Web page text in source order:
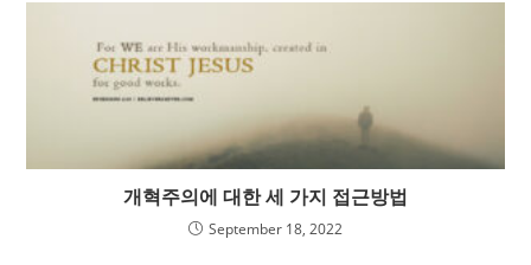
개혁주의에 대한 세 가지 접근방법
September 18, 2022